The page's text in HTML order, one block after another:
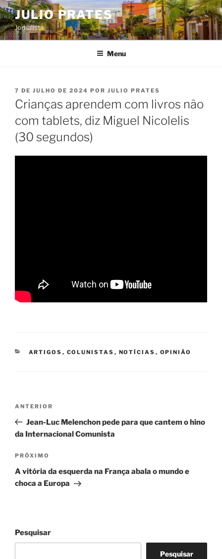
Pular
para
o
conteúdo
JULIO PRATES
Jornalista
Menu
PUBLICADO
EM
7 DE JULHO DE 2024 POR JULIO PRATES
Crianças aprendem com livros não
com tablets, diz Miguel Nicolelis
(30 segundos)
CATEGORIAS
ARTIGOS , COLUNISTAS , NOTÍCIAS , OPINIÃO
Post
Post
anterior
ANTERIOR
Jean-Luc Melenchon pede para que cantem o hino
da Internacional Comunista
Próximo
post
PRÓXIMO
A vitória da esquerda na França abala o mundo e
choca a Europa
Pesquisar
Pesquisar